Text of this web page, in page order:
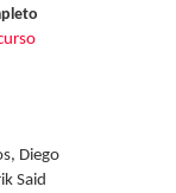
Diego
Said